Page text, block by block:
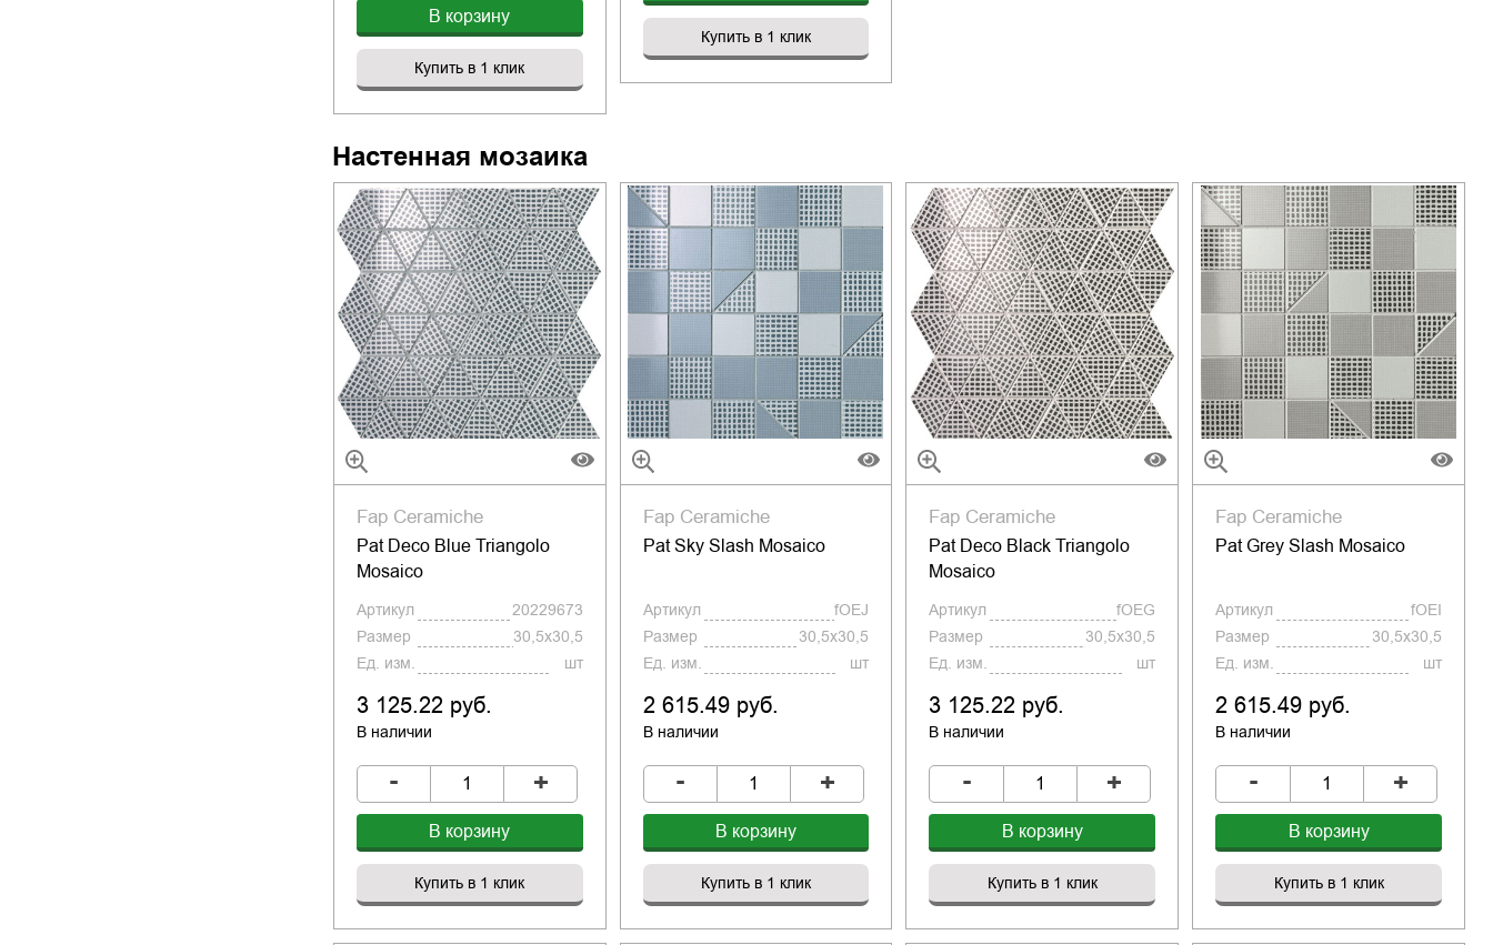
В корзину
Купить в 1 клик
Купить в 1 клик
Настенная мозаика
Fap Ceramiche
Pat Deco Blue Triangolo
Mosaico
Артикул
20229673
Размер
30,5x30,5
Ед. изм.
шт
3 125.22 руб.
В наличии
- +
В корзину
Купить в 1 клик
Fap Ceramiche
Pat Sky Slash Mosaico
Артикул
fOEJ
Размер
30,5x30,5
Ед. изм.
шт
2 615.49 руб.
В наличии
- +
В корзину
Купить в 1 клик
Fap Ceramiche
Pat Deco Black Triangolo
Mosaico
Артикул
fOEG
Размер
30,5x30,5
Ед. изм.
шт
3 125.22 руб.
В наличии
- +
В корзину
Купить в 1 клик
Fap Ceramiche
Pat Grey Slash Mosaico
Артикул
fOEI
Размер
30,5x30,5
Ед. изм.
шт
2 615.49 руб.
В наличии
- +
В корзину
Купить в 1 клик